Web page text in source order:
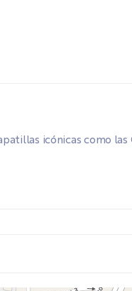
icónicas como las